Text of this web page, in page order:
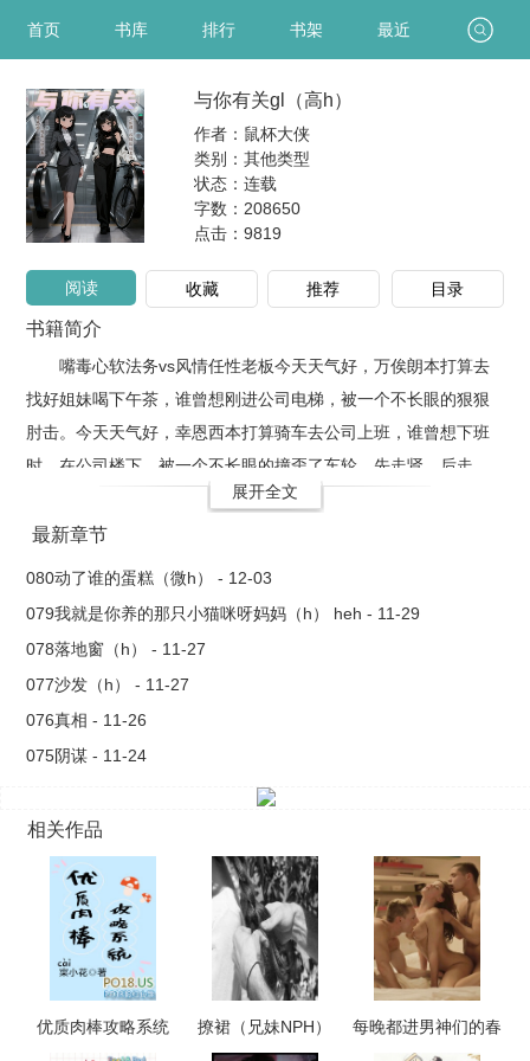
首页 书库 排行 书架 最近
与你有关gl（高h）
作者：鼠杯大侠
类别：其他类型
状态：连载
字数：208650
点击： 9819
阅读 收藏 推荐 目录
书籍简介
嘴毒心软法务vs风情任性老板今天天气好，万俟朗本打算去
找好姐妹喝下午茶，谁曾想刚进公司电梯，被一个不长眼的狠狠
肘击。今天天气好，幸恩西本打算骑车去公司上班，谁曾想下班
时，在公司楼下，被一个不长眼的撞歪了车轮。先走肾，后走
展开全文
最新章节
080动了谁的蛋糕（微h） - 12-03
079我就是你养的那只小猫咪呀妈妈（h） heh - 11-29
078落地窗（h） - 11-27
077沙发（h） - 11-27
076真相 - 11-26
075阴谋 - 11-24
相关作品
优质肉棒攻略系统
撩裙（兄妹NPH）
每晚都进男神们的春